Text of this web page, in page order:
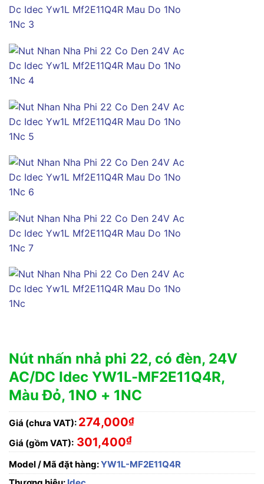
Nút nhấn nhả phi 22, có đèn, 24V
AC/DC Idec YW1L-MF2E11Q4R,
Màu Đỏ, 1NO + 1NC
Giá (chưa VAT): 274,000₫
Giá (gồm VAT): 301,400₫
Model / Mã đặt hàng:YW1L-MF2E11Q4R